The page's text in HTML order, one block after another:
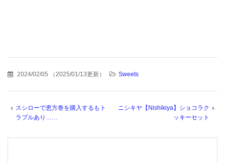
2024/02/05 （2025/01/13更新） Sweets
スシローで恵方巻を購入するもト
ラブルあり……
ニシキヤ【Nishikiya】ショコラク
ッキーセット